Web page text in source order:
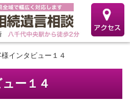
様インタビュー１４
ー１４